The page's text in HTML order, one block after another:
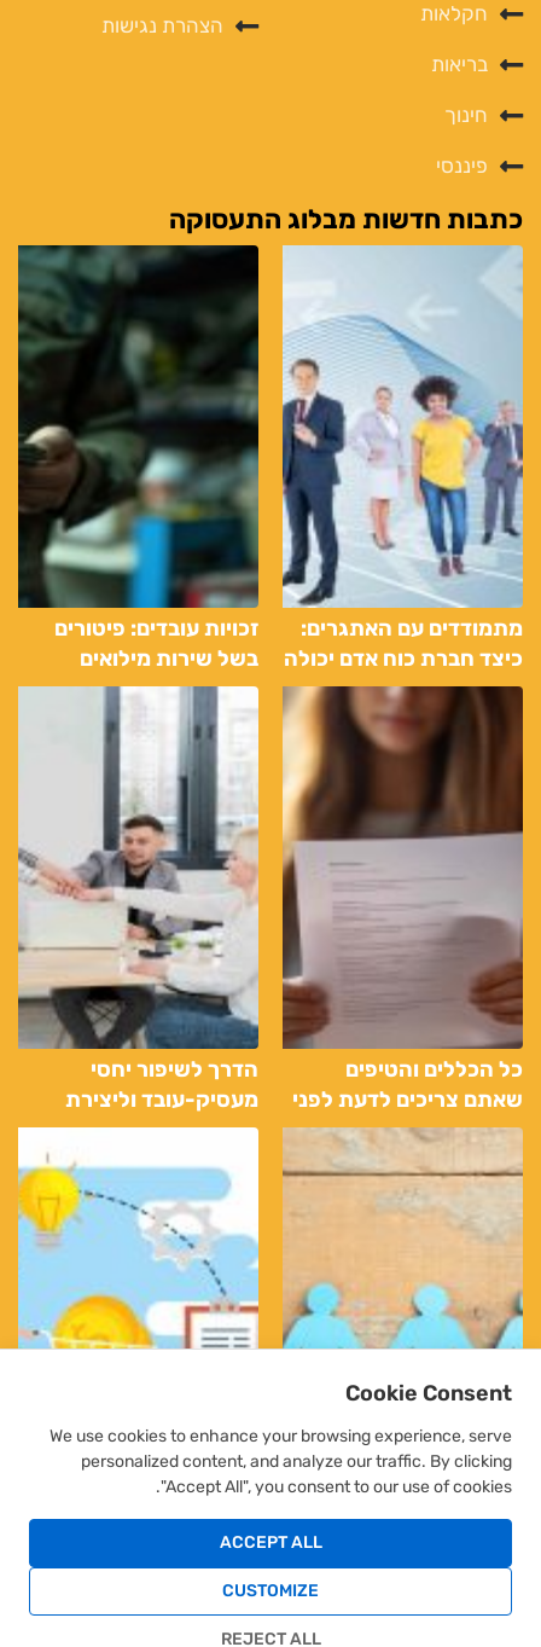
כתבות חדשות מבלוג התעסוקה
מתמודדים עם האתגרים:
כיצד חברת כוח אדם יכולה
להסתגל למציאות
המשתנה של שוק העבודה
זכויות עובדים: פיטורים
בשל שירות מילואים
כל הכללים והטיפים
שאתם צריכים לדעת לפני
שאתם כותבים קורות חיים
הדרך לשיפור יחסי
מעסיק-עובד וליצירת
סביבת עבודה נעימה
הצהרת נגישות חקלאות
בריאות
חינוך
פיננסי
שלח פניה
Cookie Consent
We use cookies to enhance your browsing experience, serve
personalized content, and analyze our traffic. By clicking
"Accept All", you consent to our use of cookies.
ACCEPT ALL
CUSTOMIZE
REJECT ALL